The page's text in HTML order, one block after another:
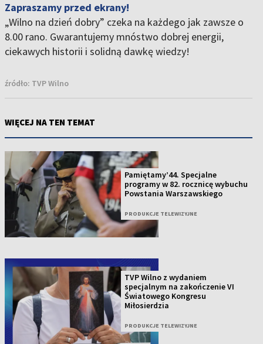
Zapraszamy przed ekrany!
„Wilno na dzień dobry” czeka na każdego jak zawsze o
8.00 rano. Gwarantujemy mnóstwo dobrej energii,
ciekawych historii i solidną dawkę wiedzy!
źródło: TVP Wilno
WIĘCEJ NA TEN TEMAT
Pamiętamy’44. Specjalne
programy w 82. rocznicę wybuchu
Powstania Warszawskiego
PRODUKCJE TELEWIZYJNE
TVP Wilno z wydaniem
specjalnym na zakończenie VI
Światowego Kongresu
Miłosierdzia
PRODUKCJE TELEWIZYJNE